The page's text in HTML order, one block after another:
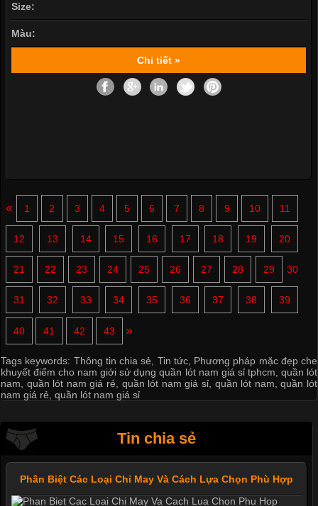
Size:
Màu:
Chi tiết »
« 1 2 3 4 5 6 7 8 9 10 11
12 13 14 15 16 17 18 19 20
21 22 23 24 25 26 27 28 29 30
31 32 33 34 35 36 37 38 39
40 41 42 43 »
Tags keywords: Thông tin chia sẻ Tin tức, Phương pháp mặc đẹp che
khuyết điểm cho nam giới sử dụng quần lót nam giá sỉ tphcm quần lót
nam
quần lót nam giá rẻ quần lót nam giá sỉ quần lót nam ,quần lót
nam giá rẻ quần lót nam giá sỉ
Tin chia sẻ
Phân Biệt Các Loại Chỉ May Và Cách Lựa Chọn Phù Hợp